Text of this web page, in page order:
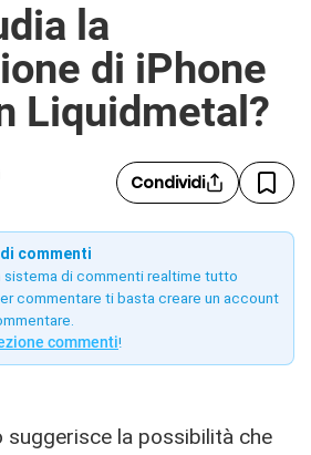
la
di iPhone
Liquidmetal?
Condividi
commenti
sistema di commenti realtime tutto
commentare ti basta creare un account
commenti!
suggerisce la possibilità che